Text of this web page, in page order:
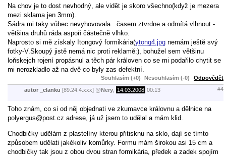
Na chov je to dost nevhodný, ale vidět je skoro všechno(když je mezera
mezi sklama jen 3mm).
Sádra mi taky vůbec nevyhovovala...časem ztvrdne a odmítá vlhnout -
většina druhů ráda aspoň částečně vlhko.
Naprosto si mě získaly Itongový formikária(ytong4.jpg nemám ještě svý
fotky-V.Skoupý jistě nemá nic proti reklamě:), bohužel sem většinu
loňskejch rojení propásnul a těch pár královen co se mi podařilo chytit se
mi nerozkladlo až na dvě co byly zas defektní.
Souhlasím (+0) Nesouhlasím (-0) Odpovědět
autor _clanku [89.24.4.xxx] @Nery 14.03.2008 00:13 #4
Toho znám, co si od něj objednati ve zkumavce královnu a dělnice na
polyergus@post.cz adrese, já už jsem to udělal a mám klid.
Chodbičky udělám z plastelíny kterou přitisknu na sklo, dají se tímto
způsobem udělati jakékoliv komůrky. Formu mám širokou asi 15 cm a
chodbičky tak jsou z obou dvou stran formikária, předek a zadek spojím